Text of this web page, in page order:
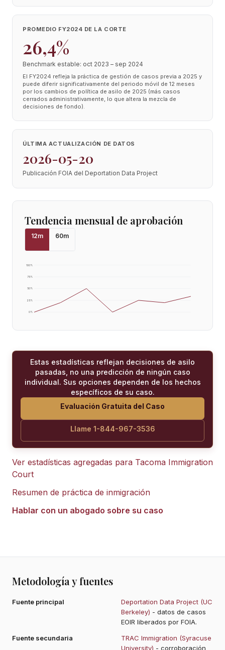
PROMEDIO FY2024 DE LA CORTE
26,4%
Benchmark estable: oct 2023 – sep 2024
El FY2024 refleja la práctica de gestión de casos previa a 2025 y
puede diferir significativamente del periodo móvil de 12 meses
por los cambios de política de asilo de 2025 (más casos
cerrados administrativamente, lo que altera la mezcla de
decisiones de fondo).
ÚLTIMA ACTUALIZACIÓN DE DATOS
2026-05-20
Publicación FOIA del Deportation Data Project
Tendencia mensual de aprobación
12m 60m
0%
25%
50%
75%
100%
Estas estadísticas reflejan decisiones de asilo
pasadas, no una predicción de ningún caso
individual. Sus opciones dependen de los hechos
específicos de su caso.
Evaluación Gratuita del Caso
Llame 1-844-967-3536
Ver estadísticas agregadas para Tacoma Immigration
Court
Resumen de práctica de inmigración
Hablar con un abogado sobre su caso
Metodología y fuentes
Fuente principal
Deportation Data Project (UC
Berkeley) - datos de casos
EOIR liberados por FOIA.
Fuente secundaria
TRAC Immigration (Syracuse
University) - corroboración